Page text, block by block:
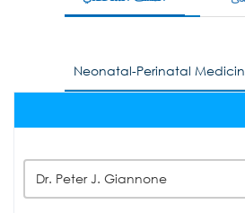
Neonatal-Perinatal
Dr. Peter J. Giannone